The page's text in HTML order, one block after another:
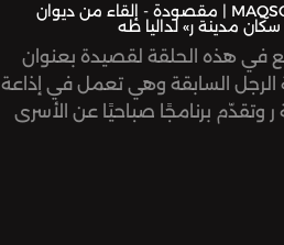
MAQSOUDA | مقصودة - إلقاء من ديوان
مدينة ر» لداليا طه
في هذه الحلقة لقصيدة بعنوان
الرجل السابقة وهي تعمل في إذاعة
ر وتقدّم برنامجًا صباحيًا عن الأسرى